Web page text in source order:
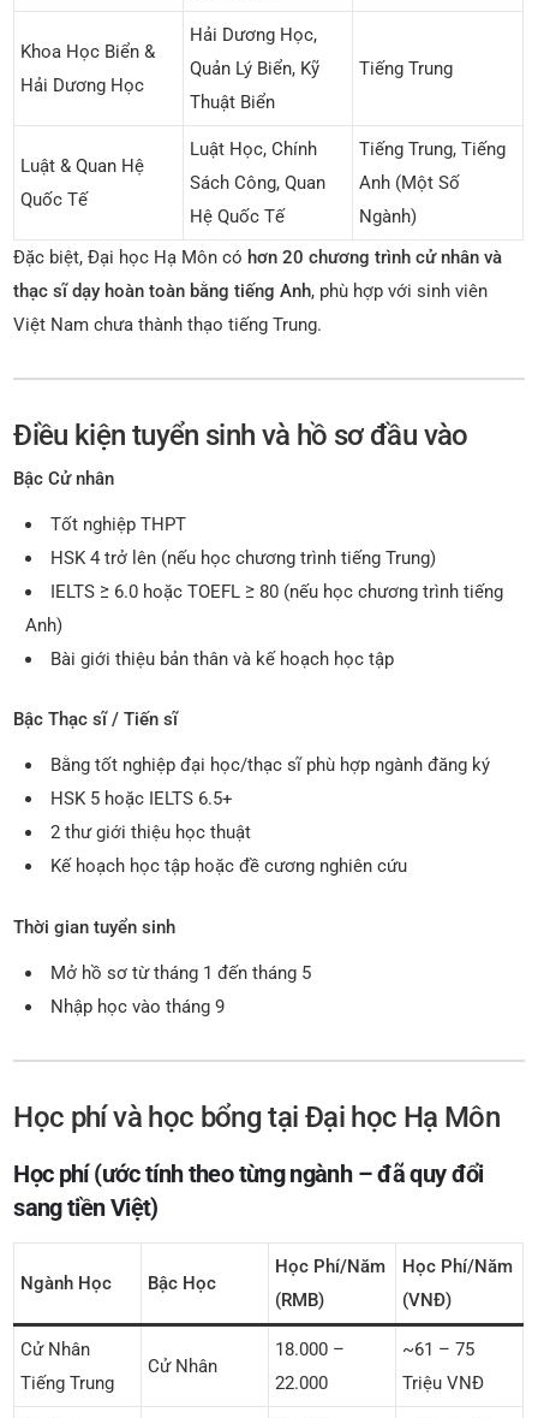
Khoa Học Biển &
Hải Dương Học
Hải Dương Học,
Quản Lý Biển, Kỹ
Thuật Biển
Tiếng Trung
Luật & Quan Hệ
Quốc Tế
Luật Học, Chính
Sách Công, Quan
Hệ Quốc Tế
Tiếng Trung, Tiếng
Anh (Một Số
Ngành)
Đặc biệt, Đại học Hạ Môn có hơn 20 chương trình cử nhân và
thạc sĩ dạy hoàn toàn bằng tiếng Anh, phù hợp với sinh viên
Việt Nam chưa thành thạo tiếng Trung.
Điều kiện tuyển sinh và hồ sơ đầu vào
Bậc Cử nhân
Tốt nghiệp THPT
HSK 4 trở lên (nếu học chương trình tiếng Trung)
IELTS ≥ 6.0 hoặc TOEFL ≥ 80 (nếu học chương trình tiếng
Anh)
Bài giới thiệu bản thân và kế hoạch học tập
Bậc Thạc sĩ / Tiến sĩ
Bằng tốt nghiệp đại học/thạc sĩ phù hợp ngành đăng ký
HSK 5 hoặc IELTS 6.5+
2 thư giới thiệu học thuật
Kế hoạch học tập hoặc đề cương nghiên cứu
Thời gian tuyển sinh
Mở hồ sơ từ tháng 1 đến tháng 5
Nhập học vào tháng 9
Học phí và học bổng tại Đại học Hạ Môn
Học phí (ước tính theo từng ngành – đã quy đổi
sang tiền Việt)
Ngành Học Bậc Học
Học Phí/năm
(RMB)
Học Phí/năm
(VNĐ)
Cử Nhân
Tiếng Trung
Cử Nhân
18.000 –
22.000
~61 – 75
Triệu VNĐ